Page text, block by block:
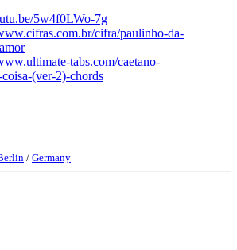
5w4f0LWo-7g
cifra/paulinho-da-
tabs.com/caetano-
(ver-2)-chords
/ Germany